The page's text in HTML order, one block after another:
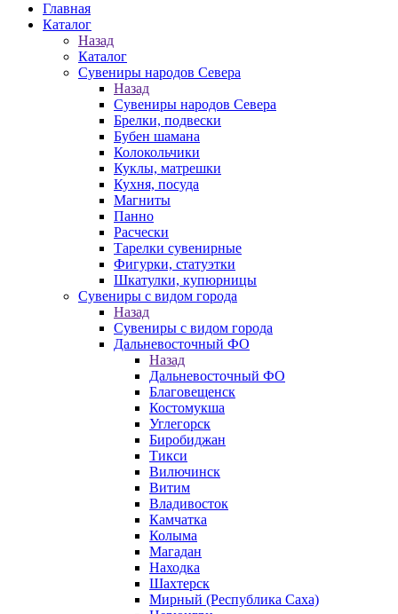
Главная
Каталог
Назад
Каталог
Сувениры народов Севера
Назад
Сувениры народов Севера
Брелки, подвески
Бубен шамана
Колокольчики
Куклы, матрешки
Кухня, посуда
Магниты
Панно
Расчески
Тарелки сувенирные
Фигурки, статуэтки
Шкатулки, купюрницы
Сувениры с видом города
Назад
Сувениры с видом города
Дальневосточный ФО
Назад
Дальневосточный ФО
Благовещенск
Костомукша
Углегорск
Биробиджан
Тикси
Вилючинск
Витим
Владивосток
Камчатка
Колыма
Магадан
Находка
Шахтерск
Мирный (Республика Саха)